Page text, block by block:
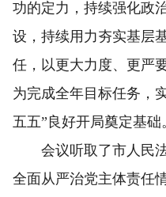
功的定力，持续强化政
设，持续用力夯实基层
任，以更大力度、更严
为完成全年目标任务，
五五”良好开局奠定基础
会议听取了市人民法
全面从严治党主体责任